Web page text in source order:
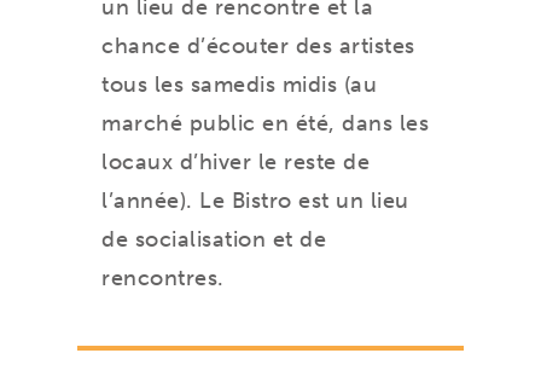
un lieu de rencontre et la
chance d’écouter des artistes
tous les samedis midis (au
marché public en été, dans les
locaux d’hiver le reste de
l’année). Le Bistro est un lieu
de socialisation et de
rencontres.